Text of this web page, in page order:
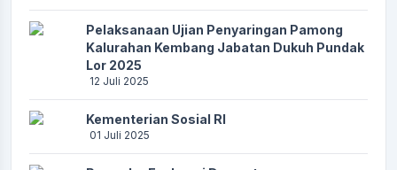
Pelaksanaan Ujian Penyaringan Pamong
Kalurahan Kembang Jabatan Dukuh Pundak
Lor 2025
12 Juli 2025
Kementerian Sosial RI
01 Juli 2025